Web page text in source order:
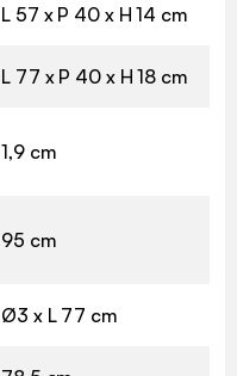
L 57 x P 40 x H 14 cm
L 77 x P 40 x H 18 cm
1,9 cm
95 cm
Ø3 x L 77 cm